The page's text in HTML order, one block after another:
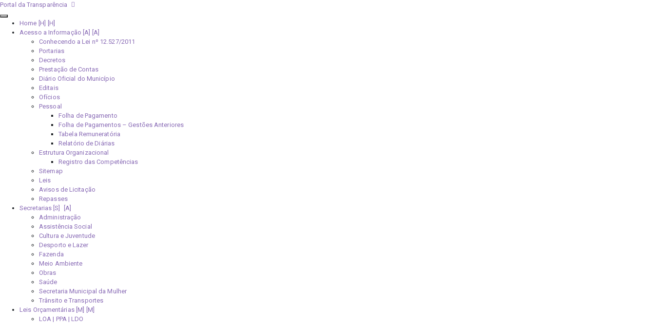
Portal da Transparência
Home [H]
Acesso a Informação [A]
Conhecendo a Lei nº 12.527/2011
Portarias
Decretos
Prestação de Contas
Diário Oficial do Município
Editais
Ofícios
Pessoal
Folha de Pagamento
Folha de Pagamentos – Gestões Anteriores
Tabela Remuneratória
Relatório de Diárias
Estrutura Organizacional
Registro das Competências
Sitemap
Leis
Avisos de Licitação
Repasses
Secretarias [S]
Administração
Assistência Social
Cultura e Juventude
Desporto e Lazer
Fazenda
Meio Ambiente
Obras
Saúde
Secretaria Municipal da Mulher
Trânsito e Transportes
Leis Orçamentárias [M]
LOA | PPA | LDO